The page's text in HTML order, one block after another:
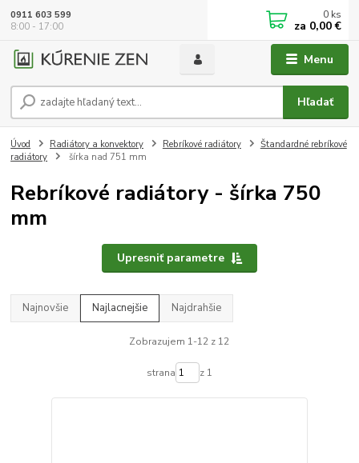
Menu
Hľadať
0911 603 599
8:00 - 17:00
0 ks
za 0,00 €
Úvod Radiátory a konvektory Rebríkové radiátory
Štandardné rebríkové
radiátory
šírka nad 751 mm
Rebríkové radiátory - šírka 750
mm
Upresniť parametre
Najnovšie Najlacnejšie Najdrahšie
Zobrazujem 1-12 z 12
strana z 1